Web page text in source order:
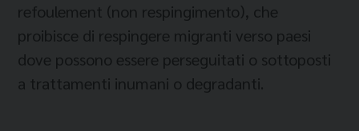
refoulement (non respingimento), che
proibisce di respingere migranti verso paesi
dove possono essere perseguitati o sottoposti
a trattamenti inumani o degradanti.